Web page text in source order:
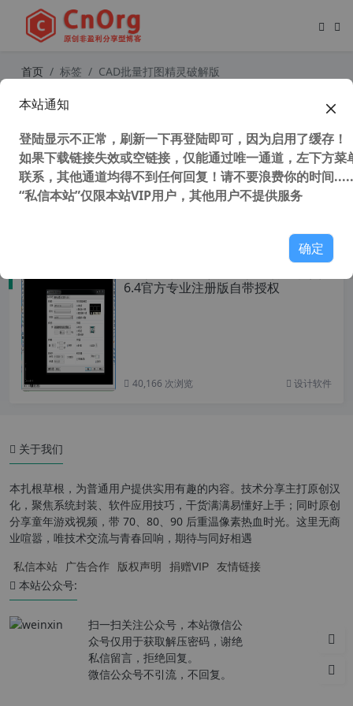
首页 标签 CAD批量打图精灵破解版
cad批量打印工具CAD批量打图精灵v
6.4官方专业注册版自带授权
40,166 次浏览 设计软件
关于我们
本扎根草根，为普通用户提供实用有趣的内容。技术分享主打原创汉
化，聚焦系统封装、软件应用技巧，干货满满易懂好上手；同时原创
分享童年游戏视频，带 70、80、90 后重温像素热血时光。这里无商
业喧嚣，唯技术交流与青春回响，期待与同好相遇
私信本站 广告合作 版权声明 捐赠VIP 友情链接
本站公众号:
扫一扫关注公众号，本站微信公
众号仅用于获取解压密码，谢绝
私信留言，拒绝回复。
微信公众号不引流，不回复。
本站通知
登陆显示不正常，刷新一下再登陆即可，因为启用了缓存！
如果下载链接失效或空链接，仅能通过唯一通道，左下方菜
联系，其他通道均得不到任何回复！请不要浪费你的时间
“私信本站”仅限本站VIP用户，其他用户不提供服务
确定